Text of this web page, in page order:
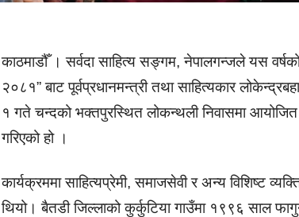
काठमाडौँ । सर्वदा साहित्य सङ्गम, नेपालगन्जले यस
२०८१” बाट पूर्वप्रधानमन्त्री तथा साहित्यकार
१ गते चन्दको भक्तपुरस्थित लोकन्थली निवासमा
गरिएको हो ।
कार्यक्रममा साहित्यप्रेमी, समाजसेवी र अन्य विशिष्ट
थियो। बैतडी जिल्लाको कुर्कुटिया गाउँमा १९९६ साल